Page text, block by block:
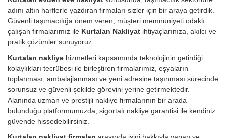
adını altın harflerle yazdıran firmaları sizler için bir araya getirdik.
Güvenli taşımacılığa önem veren, müşteri memnuniyeti odaklı
çalışan firmalarımız ile Kurtalan Nakliyat ihtiyaçlarınıza, akılcı ve
pratik çözümler sunuyoruz.
Kurtalan nakliye hizmetleri kapsamında teknolojinin getirdiği
kolaylıkları tecrübesi ile birleştiren firmalarımız, eşyaların
toplanması, ambalajlanması ve yeni adresine taşınması sürecinde
sorunsuz ve güvenli şekilde görevini yerine getirmektedir.
Alanında uzman ve prestijli nakliye firmalarının bir arada
bulunduğu platformumuzda, sigortalı nakliye garantisi ile kendiniz
güvende hissedebilirsiniz.